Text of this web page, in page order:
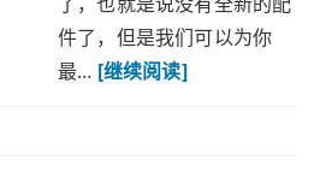
件了，但是我们可以为你
最… [继续阅读]